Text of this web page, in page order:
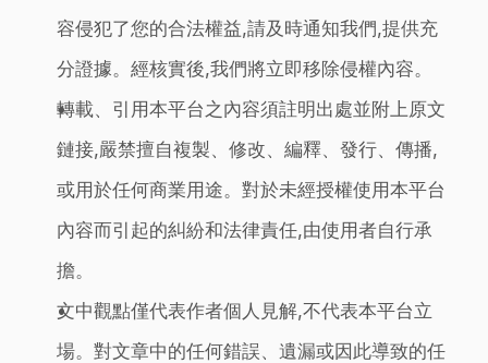
容侵犯了您的合法權益,請及時通知我們,提供充
分證據。經核實後,我們將立即移除侵權內容。
轉載、引用本平台之內容須註明出處並附上原文
鏈接,嚴禁擅自複製、修改、編釋、發行、傳播,
或用於任何商業用途。對於未經授權使用本平台
內容而引起的糾紛和法律責任,由使用者自行承
擔。
文中觀點僅代表作者個人見解,不代表本平台立
場。對文章中的任何錯誤、遺漏或因此導致的任